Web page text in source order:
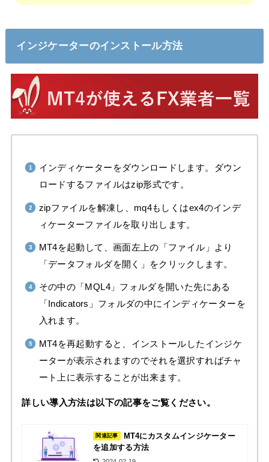
インジケーターのインストール方法
インディケーターをダウンロードします。ダウン
ロードするファイルはzip形式です。
zipファイルを解凍し、mq4もしくはex4のインデ
ィケーターファイルを取り出します。
MT4を起動して、画面左上の「ファイル」より
「データフォルダを開く」をクリックします。
その中の「MQL4」フォルダを開いた先にある
「Indicators」フォルダの中にインディケーターを
入れます。
MT4を再起動すると、インストールしたインジケ
ーターが表示されますのでそれを選択すればチャ
ート上に表示することが出来ます。
詳しい導入方法は以下の記事をご覧ください。
関連記事
MT4にカスタムインジケーター
を追加する方法